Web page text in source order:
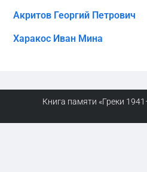
Акритов Георгий Петрович
Харакос Иван Мина
Книга памяти «Греки